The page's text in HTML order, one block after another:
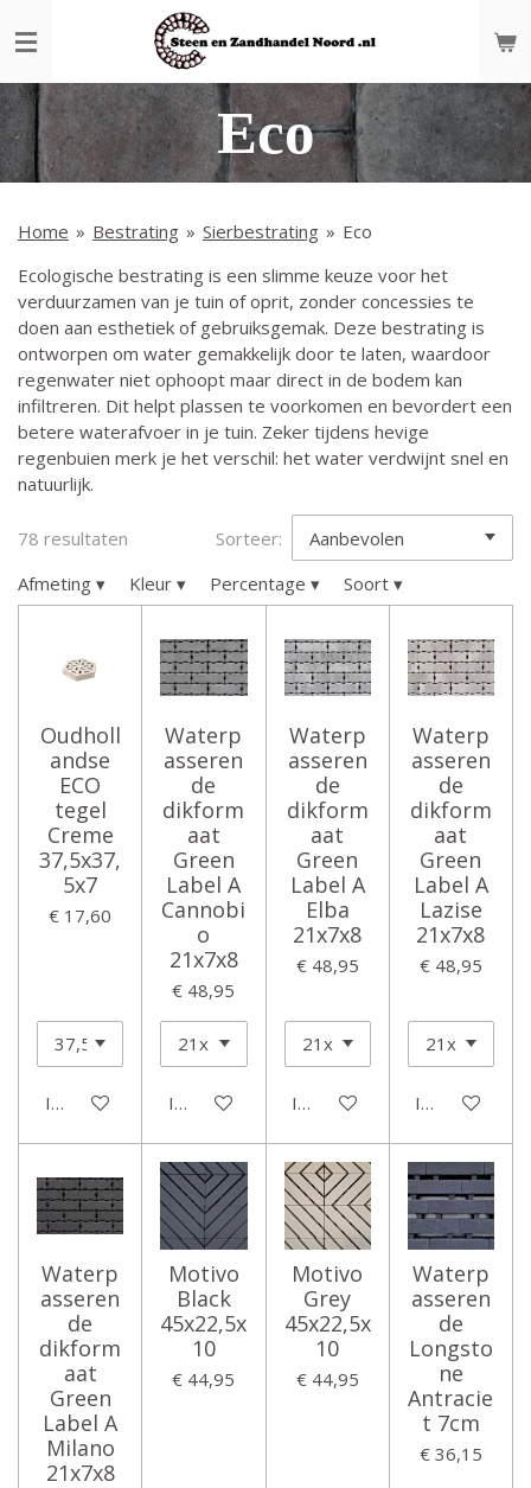
direct
de
hoofdinhoud
Eco
Home » Bestrating » Sierbestrating » Eco
Ecologische bestrating is een slimme keuze voor het
verduurzamen van je tuin of oprit, zonder concessies te
doen aan esthetiek of gebruiksgemak. Deze bestrating is
ontworpen om water gemakkelijk door te laten, waardoor
regenwater niet ophoopt maar direct in de bodem kan
infiltreren. Dit helpt plassen te voorkomen en bevordert een
betere waterafvoer in je tuin. Zeker tijdens hevige
regenbuien merk je het verschil: het water verdwijnt snel en
natuurlijk.
78 resultaten
Sorteer:
Afmeting ▾ Kleur ▾ Percentage ▾ Soort ▾
Oudholl
andse
ECO
tegel
Creme
37,5x37,
5x7
€ 17,60
In winkelwagen
Waterp
asseren
de
dikform
aat
Green
Label A
Cannobi
o
21x7x8
€ 48,95
In winkelwagen
Waterp
asseren
de
dikform
aat
Green
Label A
Elba
21x7x8
€ 48,95
In winkelwagen
Waterp
asseren
de
dikform
aat
Green
Label A
Lazise
21x7x8
€ 48,95
In
Waterp
asseren
de
dikform
aat
Green
Label A
Milano
21x7x8
Motivo
Black
45x22,5x
10
€ 44,95
Motivo
Grey
45x22,5x
10
€ 44,95
Waterp
asseren
de
Longsto
ne
Antracie
t 7cm
€ 36,15